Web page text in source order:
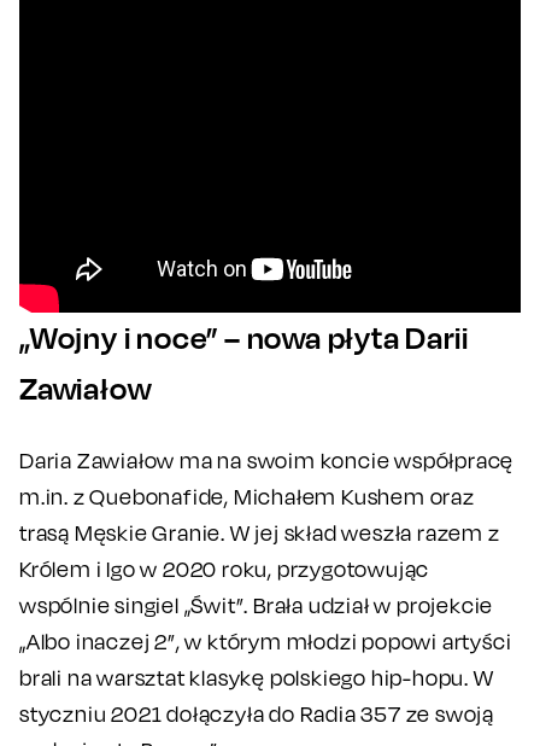
„Wojny i noce” – nowa płyta Darii
Zawiałow
Daria Zawiałow ma na swoim koncie współpracę
m.in. z Quebonafide, Michałem Kushem oraz
trasą Męskie Granie. W jej skład weszła razem z
Królem i Igo w 2020 roku, przygotowując
wspólnie singiel „Świt”. Brała udział w projekcie
„Albo inaczej 2”, w którym młodzi popowi artyści
brali na warsztat klasykę polskiego hip-hopu. W
styczniu 2021 dołączyła do Radia 357 ze swoją